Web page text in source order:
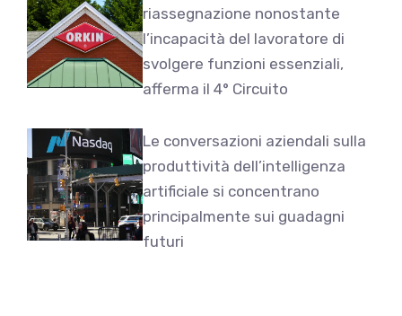
riassegnazione nonostante
l’incapacità del lavoratore di
svolgere funzioni essenziali,
afferma il 4° Circuito
Le conversazioni aziendali sulla
produttività dell’intelligenza
artificiale si concentrano
principalmente sui guadagni
futuri